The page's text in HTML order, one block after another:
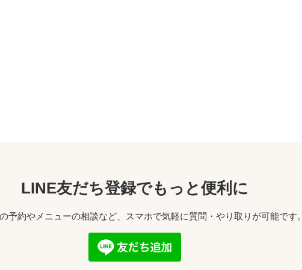
LINE友だち登録でもっと便利に
予約やメニューの相談など、スマホで気軽に質問・やり取りが可能です。